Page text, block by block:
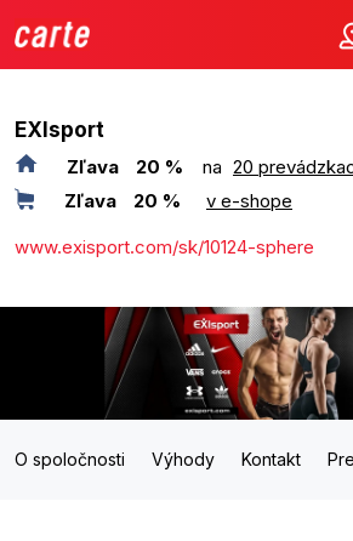
EXIsport
Zľava 20 % na 20
Zľava
20 %
v e-shope
www.exisport.com/sk/10124-sphere
O spoločnosti Výhody Kontakt